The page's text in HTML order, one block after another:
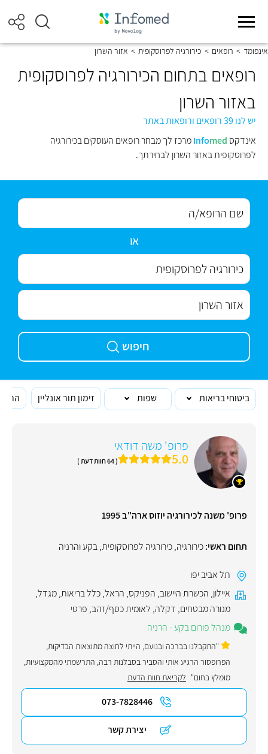
אינפומד > רופאים > כירורגיה לפרוסקופית > אזור השרון
רופאים בתחום הכירורגיה לפרוסקופית
באזור השרון
יש לנו 39 רופאים ורופאות באתר
אינדקס
Infomed
מרכז לך מבחר רופאים העוסקים בכירורגיה
לפרוסקופית באזור השרון לבחירתך.
או
חיפוש
ביטוחי בריאות שפות זימון תור אונליין
פרופ' משה דודאי
5.0 ( 64 חוות דעת )
פרופ' משנה לכירורגיה יוזוס ארה"ב 1995
תחום ראשי:כירורגיה,כירורגיה לפרוסקופית,בקע והרניה
תל אביב יפו
איילון, הכשרת היישוב, הפניקס, הראל,כלל בריאות,מגדל,
מנורה מבטחים, דקלה, לאומית כסף/זהב, פרטי
מנהל פורום בקע - הרניה
"התקבלנו בברכה ובנועם, הייתי לחוצה מתוצאות הבדיקות,
הפרופסור הרגיע אותי והסביר בסבלנות רבה, התרשמתי מהמקצועיות,
מומלץ בחום" לקריאת חוות הדעת
073-7828446
יצירת קשר